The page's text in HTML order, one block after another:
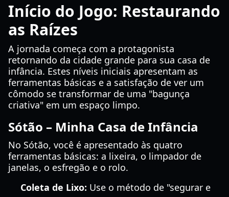
Início do Jogo: Restaurando
as Raízes
A jornada começa com a protagonista
retornando da cidade grande para sua casa de
infância. Estes níveis iniciais apresentam as
ferramentas básicas e a satisfação de ver um
cômodo se transformar de uma "bagunça
criativa" em um espaço limpo.
Sótão – Minha Casa de Infância
No Sótão, você é apresentado às quatro
ferramentas básicas: a lixeira, o limpador de
janelas, o esfregão e o rolo.
Coleta de Lixo: Use o método de "segurar e